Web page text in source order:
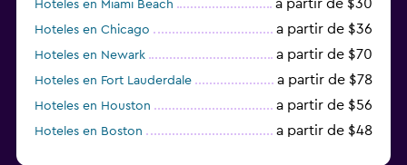
Hoteles en Miami Beach a partir de $30
Hoteles en Chicago a partir de $36
Hoteles en Newark a partir de $70
Hoteles en Fort Lauderdale a partir de $78
Hoteles en Houston a partir de $56
Hoteles en Boston a partir de $48